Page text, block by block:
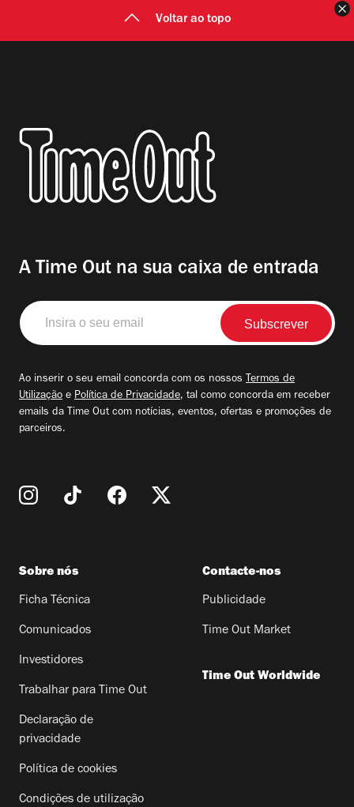
Voltar ao topo
A Time Out na sua caixa de entrada
Insira
o
seu
Ao inserir o seu email concorda com os nossos Termos de
Utilização e Política de Privacidade, tal como concorda em receber
emails da Time Out com notícias, eventos, ofertas e promoções de
parceiros.
Sobre nós
Ficha Técnica
Comunicados
Investidores
Trabalhar para Time Out
Declaração de
privacidade
Política de cookies
Condições de utilização
Contacte-nos
Publicidade
Time Out Market
Time Out Worldwide